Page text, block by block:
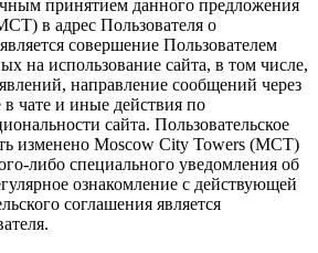
принятием данного предложения
в адрес Пользователя о
совершение Пользователем
на использование сайта, в том числе,
направление сообщений через
чате и иные действия по
сайта. Пользовательское
изменено Moscow City Towers (МСТ)
либо специального уведомления об
ознакомление с действующей
соглашения является